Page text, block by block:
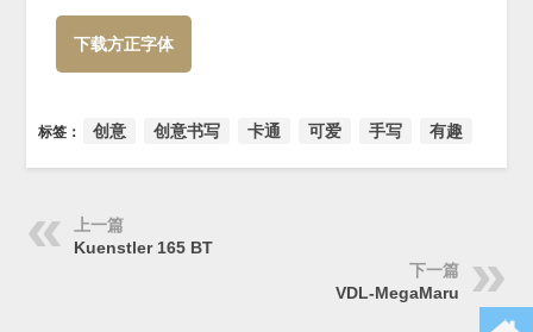
下载方正字体
标签： 创意 创意书写 卡通 可爱 手写 有趣
上一篇
Kuenstler 165 BT
下一篇
VDL-MegaMaru